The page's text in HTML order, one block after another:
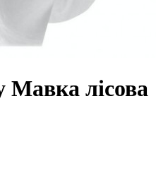
Мавка лісова